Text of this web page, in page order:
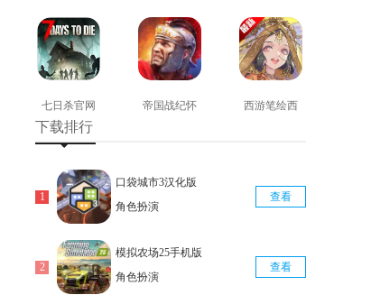
免费版
查看
2008安卓版
查看
世纪免费版
查看
七日杀官网
版
查看
帝国战纪怀
西游笔绘西
下载排行
口袋城市3汉化版
角色扮演
查看
模拟农场25手机版
角色扮演
查看